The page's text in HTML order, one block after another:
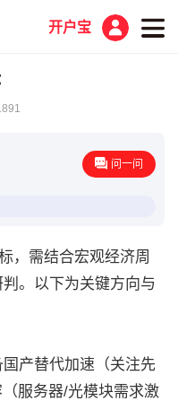
开户宝
问一问
，需结合宏观经济周
。以下为关键方向与
产替代加速（关注先
服务器/光模块需求激